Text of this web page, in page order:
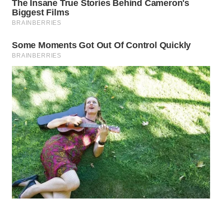
WN
TAPANULI
SAMOSIR
WN
PADANG
LAWAS
WN
SUMEDANG
WN
CIANJUR